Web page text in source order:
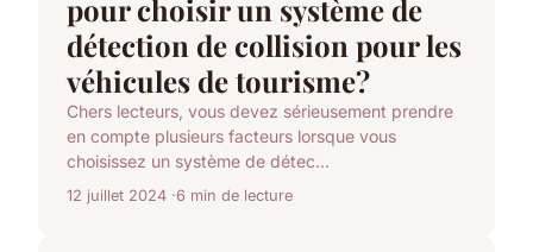
pour choisir un système de
détection de collision pour les
véhicules de tourisme?
Chers lecteurs, vous devez sérieusement prendre
en compte plusieurs facteurs lorsque vous
choisissez un système de détec...
12 juillet 2024 6 min de lecture